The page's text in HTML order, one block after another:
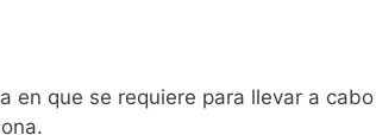
que se requiere para llevar a